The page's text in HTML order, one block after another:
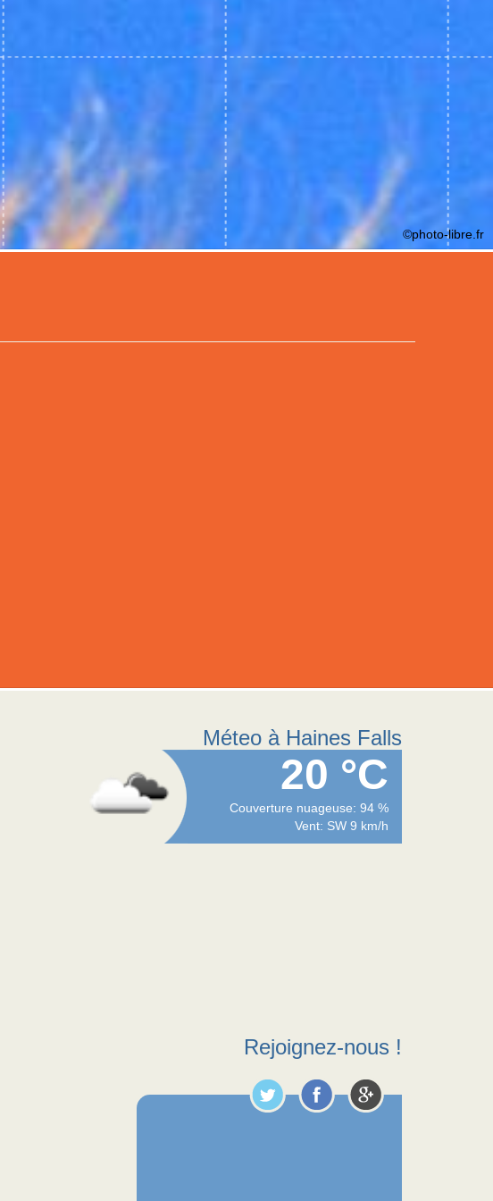
©photo-libre.fr
Méteo à Haines Falls
20 °C
Couverture nuageuse: 94 %
Vent: SW 9 km/h
Rejoignez-nous !